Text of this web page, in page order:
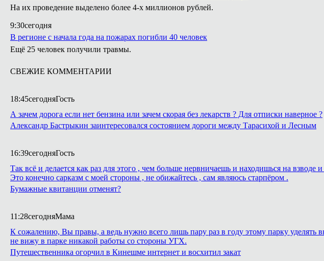
На их проведение выделено более 4-х миллионов рублей.
9:30сегодня
В регионе с начала года на пожарах погибли 40 человек
Ещё 25 человек получили травмы.
СВЕЖИЕ КОММЕНТАРИИ
18:45сегодняГость
А зачем дорога если нет бензина или зачем скорая без лекарств ? Для отписки наверное ?
Александр Бастрыкин заинтересовался состоянием дороги между Тарасихой и Лесным
16:39сегодняГость
Так всё и делается как раз для этого , чем больше нервничаешь и находишься на
Это конечно сарказм с моей стороны , не обижайтесь , сам являюсь старпёром .
Бумажные квитанции отменят?
11:28сегодняМама
К сожалению, Вы правы, а ведь нужно всего лишь пару раз в году этому парку
не вижу в парке никакой работы со стороны УГХ.
Путешественника огорчил в Кинешме интернет и восхитил закат